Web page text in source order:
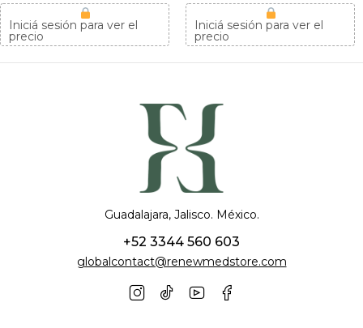
Iniciá sesión para ver el
precio
Iniciá sesión para ver el
precio
Guadalajara, Jalisco. México.
+52 3344 560 603
globalcontact@renewmedstore.com